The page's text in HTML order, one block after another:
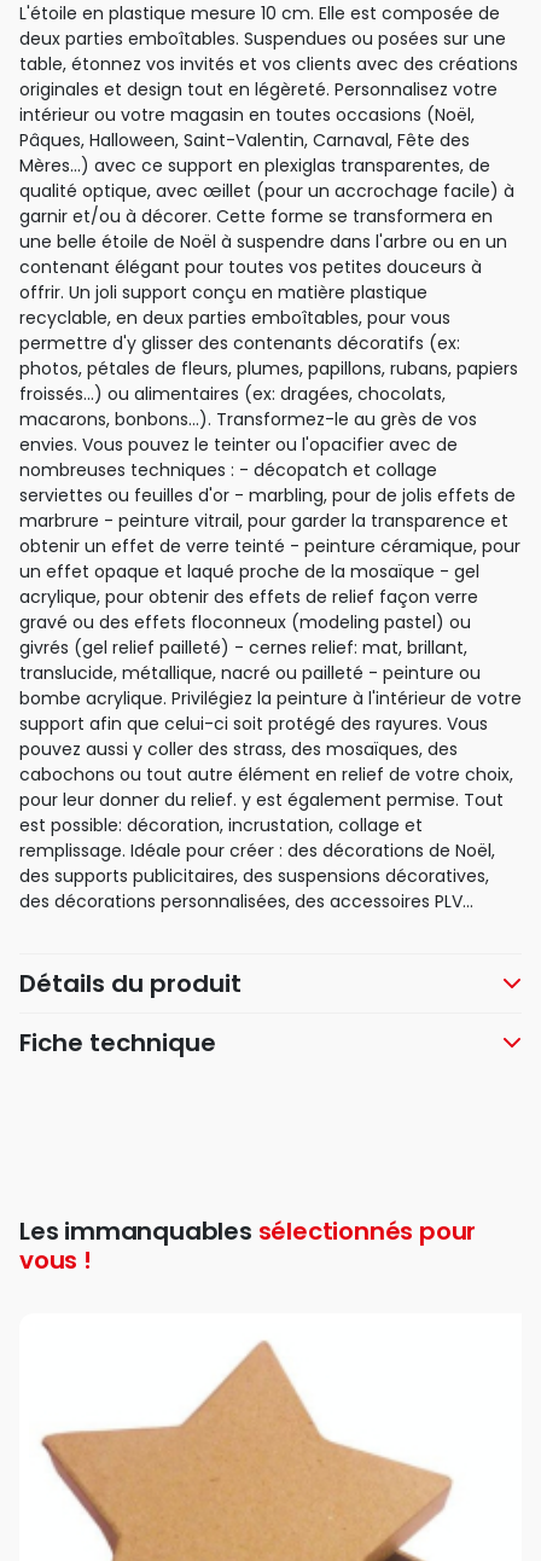
L'étoile en plastique mesure 10 cm. Elle est composée de
deux parties emboîtables. Suspendues ou posées sur une
table, étonnez vos invités et vos clients avec des créations
originales et design tout en légèreté. Personnalisez votre
intérieur ou votre magasin en toutes occasions (Noël,
Pâques, Halloween, Saint-Valentin, Carnaval, Fête des
Mères...) avec ce support en plexiglas transparentes, de
qualité optique, avec œillet (pour un accrochage facile) à
garnir et/ou à décorer. Cette forme se transformera en
une belle étoile de Noël à suspendre dans l'arbre ou en un
contenant élégant pour toutes vos petites douceurs à
offrir. Un joli support conçu en matière plastique
recyclable, en deux parties emboîtables, pour vous
permettre d'y glisser des contenants décoratifs (ex:
photos, pétales de fleurs, plumes, papillons, rubans, papiers
froissés...) ou alimentaires (ex: dragées, chocolats,
macarons, bonbons...). Transformez-le au grès de vos
envies. Vous pouvez le teinter ou l'opacifier avec de
nombreuses techniques : - décopatch et collage
serviettes ou feuilles d'or - marbling, pour de jolis effets de
marbrure - peinture vitrail, pour garder la transparence et
obtenir un effet de verre teinté - peinture céramique, pour
un effet opaque et laqué proche de la mosaïque - gel
acrylique, pour obtenir des effets de relief façon verre
gravé ou des effets floconneux (modeling pastel) ou
givrés (gel relief pailleté) - cernes relief: mat, brillant,
translucide, métallique, nacré ou pailleté - peinture ou
bombe acrylique. Privilégiez la peinture à l'intérieur de votre
support afin que celui-ci soit protégé des rayures. Vous
pouvez aussi y coller des strass, des mosaïques, des
cabochons ou tout autre élément en relief de votre choix,
pour leur donner du relief. y est également permise. Tout
est possible: décoration, incrustation, collage et
remplissage. Idéale pour créer : des décorations de Noël,
des supports publicitaires, des suspensions décoratives,
des décorations personnalisées, des accessoires PLV...
Détails du produit
Fiche technique
Les immanquables sélectionnés pour
vous !